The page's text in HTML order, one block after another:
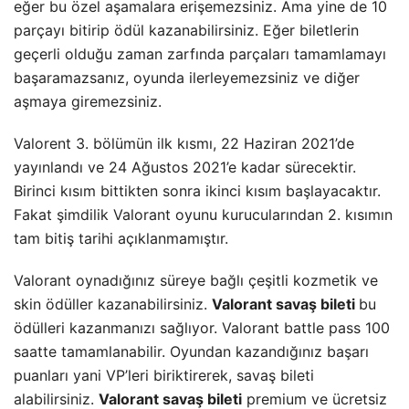
eğer bu özel aşamalara erişemezsiniz. Ama yine de 10
parçayı bitirip ödül kazanabilirsiniz. Eğer biletlerin
geçerli olduğu zaman zarfında parçaları tamamlamayı
başaramazsanız, oyunda ilerleyemezsiniz ve diğer
aşmaya giremezsiniz.
Valorent 3. bölümün ilk kısmı, 22 Haziran 2021’de
yayınlandı ve 24 Ağustos 2021’e kadar sürecektir.
Birinci kısım bittikten sonra ikinci kısım başlayacaktır.
Fakat şimdilik Valorant oyunu kurucularından 2. kısımın
tam bitiş tarihi açıklanmamıştır.
Valorant oynadığınız süreye bağlı çeşitli kozmetik ve
skin ödüller kazanabilirsiniz. Valorant savaş bileti bu
ödülleri kazanmanızı sağlıyor. Valorant battle pass 100
saatte tamamlanabilir. Oyundan kazandığınız başarı
puanları yani VP’leri biriktirerek, savaş bileti
alabilirsiniz. Valorant savaş bileti premium ve ücretsiz